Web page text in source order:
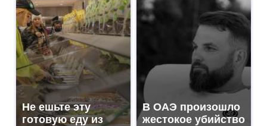
Не ешьте эту
готовую еду из
В ОАЭ произошло
жестокое убийство